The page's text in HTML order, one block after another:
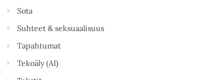
Sota
Suhteet & seksuaalisuus
Tapahtumat
Tekoäly (AI)